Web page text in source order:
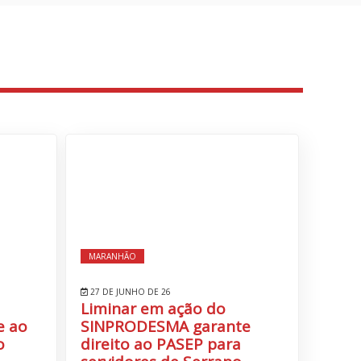
ao
MARANHÃO
27 DE JUNHO DE 26
Liminar em ação do
SINPRODESMA garante
direito ao PASEP para